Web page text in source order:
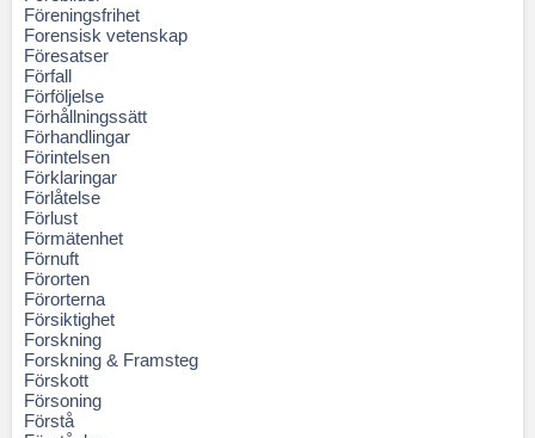
Föreningsfrihet
Forensisk vetenskap
Föresatser
Förfall
Förföljelse
Förhållningssätt
Förhandlingar
Förintelsen
Förklaringar
Förlåtelse
Förlust
Förmätenhet
Förnuft
Förorten
Förorterna
Försiktighet
Forskning
Forskning & Framsteg
Förskott
Försoning
Förstå